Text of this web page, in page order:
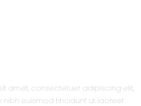
amet, consectetuer adipiscing elit,
euismod tincidunt ut laoreet